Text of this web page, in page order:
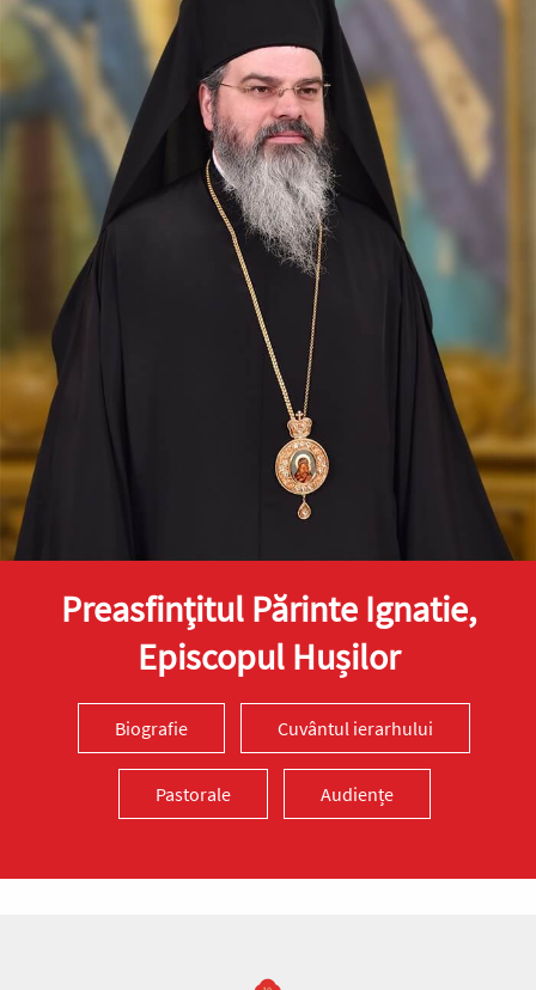
Preasfinţitul Părinte Ignatie,
Episcopul Hușilor
Biografie Cuvântul ierarhului
Pastorale Audiențe